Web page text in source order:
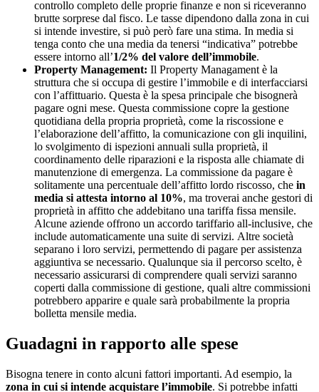
controllo completo delle proprie finanze e non si riceveranno
brutte sorprese dal fisco. Le tasse dipendono dalla zona in cui
si intende investire, si può però fare una stima. In media si
tenga conto che una media da tenersi “indicativa” potrebbe
essere intorno all’1/2% del valore dell’immobile.
Property Management: Il Property Managament è la
struttura che si occupa di gestire l’immobile e di interfacciarsi
con l’affittuario. Questa è la spesa principale che bisognerà
pagare ogni mese. Questa commissione copre la gestione
quotidiana della propria proprietà, come la riscossione e
l’elaborazione dell’affitto, la comunicazione con gli inquilini,
lo svolgimento di ispezioni annuali sulla proprietà, il
coordinamento delle riparazioni e la risposta alle chiamate di
manutenzione di emergenza. La commissione da pagare è
solitamente una percentuale dell’affitto lordo riscosso, che in
media si attesta intorno al 10%, ma troverai anche gestori di
proprietà in affitto che addebitano una tariffa fissa mensile.
Alcune aziende offrono un accordo tariffario all-inclusive, che
include automaticamente una suite di servizi. Altre società
separano i loro servizi, permettendo di pagare per assistenza
aggiuntiva se necessario. Qualunque sia il percorso scelto, è
necessario assicurarsi di comprendere quali servizi saranno
coperti dalla commissione di gestione, quali altre commissioni
potrebbero apparire e quale sarà probabilmente la propria
bolletta mensile media.
Guadagni in rapporto alle spese
Bisogna tenere in conto alcuni fattori importanti. Ad esempio, la
zona in cui si intende acquistare l’immobile. Si potrebbe infatti